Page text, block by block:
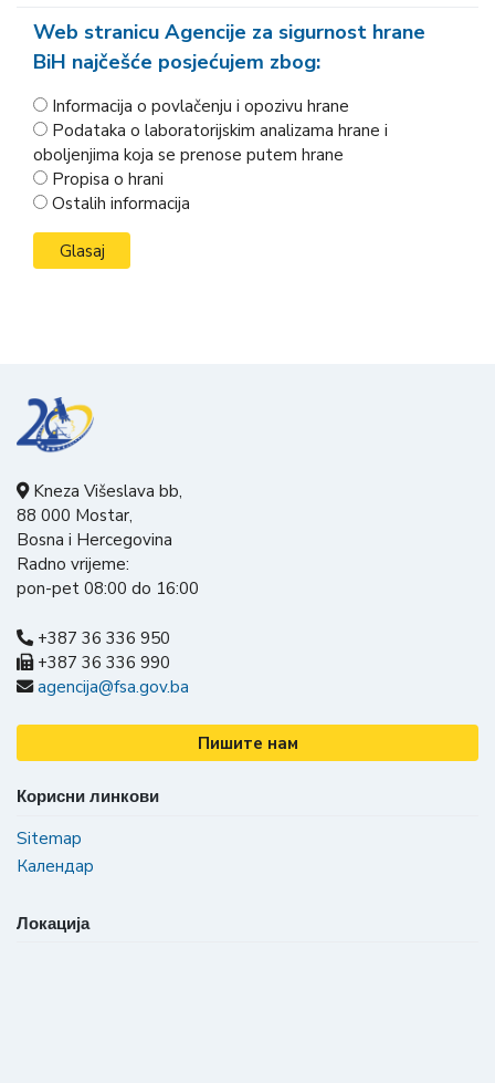
Web stranicu Agencije za sigurnost hrane
BiH najčešće posjećujem zbog:
Informacija o povlačenju i opozivu hrane
Podataka o laboratorijskim analizama hrane i
oboljenjima koja se prenose putem hrane
Propisa o hrani
Ostalih informacija
Kneza Višeslava bb,
88 000 Mostar,
Bosna i Hercegovina
Radno vrijeme:
pon-pet 08:00 do 16:00
+387 36 336 950
+387 36 336 990
agencija@fsa.gov.ba
Пишите нам
Корисни линкови
Sitemap
Календар
Локација